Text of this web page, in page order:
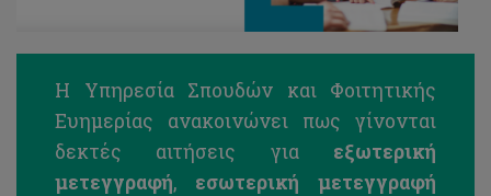
H Υπηρεσία Σπουδών και Φοιτητικής
Ευημερίας ανακοινώνει πως γίνονται
δεκτές αιτήσεις για εξωτερική
μετεγγραφή, εσωτερική μετεγγραφή